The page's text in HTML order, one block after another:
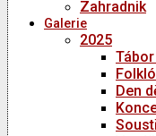
Zahradnik
Galerie
2025
Den